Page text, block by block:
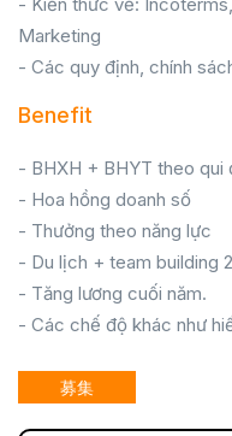
Marketing
- Các quy định, chính
Benefit
- BHXH + BHYT theo qui
- Hoa hồng doanh số
- Thưởng theo năng lực
- Du lịch + team building
- Tăng lương cuối năm.
- Các chế độ khác như
募集